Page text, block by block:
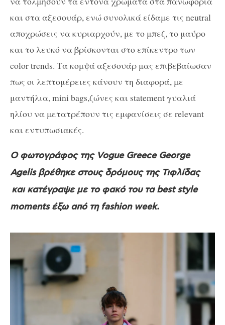
και στα αξεσουάρ, ενώ συνολικά είδαμε τις neutral
αποχρώσεις να κυριαρχούν, με το μπεζ, το μαύρο
και το λευκό να βρίσκονται στο επίκεντρο των
color trends. Τα κομψά αξεσουάρ μας επιβεβαίωσαν
πως οι λεπτομέρειες κάνουν τη διαφορά, με
μαντήλια, mini bags,ζώνες και statement γυαλιά
ηλίου να μετατρέπουν τις εμφανίσεις σε relevant
και εντυπωσιακές.
Ο φωτογράφος της Vogue Greece George
Agelis βρέθηκε στους δρόμους της Τιφλίδας
και κατέγραψε με το φακό του τα best style
moments έξω από τη fashion week.